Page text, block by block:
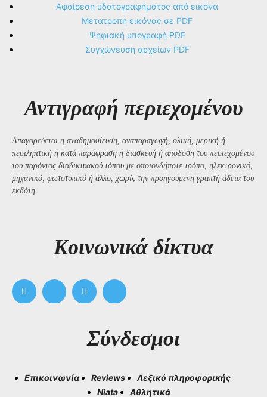
Αφαίρεση υδατογραφήματος από εικόνα
Μετατροπή εικόνας σε PDF
Ψηφιακή υπογραφή PDF
Συγχώνευση αρχείων PDF
Αντιγραφή περιεχομένου
Απαγορεύεται η αναδημοσίευση, αναπαραγωγή, ολική, μερική ή
περιληπτική ή κατά παράφραση ή διασκευή ή απόδοση του περιεχομένου
του παρόντος διαδικτυακού τόπου με οποιονδήποτε τρόπο, ηλεκτρονικό,
μηχανικό, φωτοτυπικό ή άλλο, χωρίς την προηγούμενη γραπτή άδεια του
εκδότη.
Kοινωνικά δίκτυα
Σύνδεσμοι
Επικοινωνία Reviews
Λεξικό πληροφορικής
Niata
Αθλητικά